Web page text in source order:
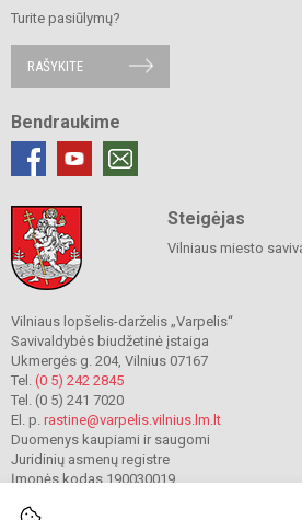
Turite pasiūlymų?
RAŠYKITE
Bendraukime
Steigėjas
Vilniaus miesto
Vilniaus lopšelis-darželis „Varpelis“
Savivaldybės biudžetinė įstaiga
Ukmergės g. 204, Vilnius 07167
Tel. (0 5) 242 2845
Tel. (0 5) 241 7020
El. p. rastine@varpelis.vilnius.lm.lt
Duomenys kaupiami ir saugomi
Juridinių asmenų registre
Įmonės kodas 190030019